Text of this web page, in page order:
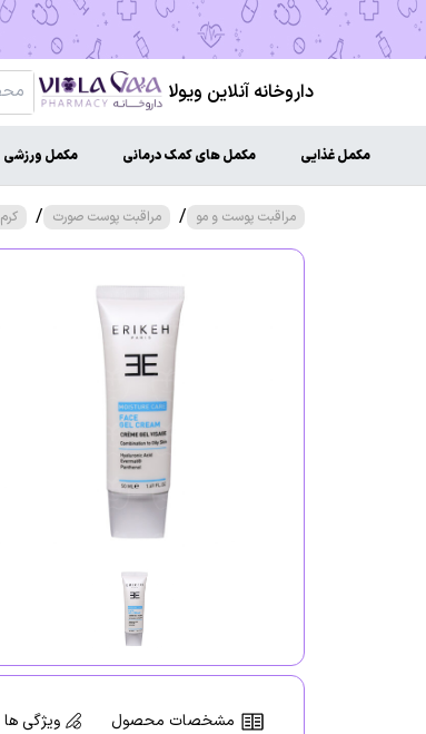
داروخانه آنلاین ویولا
مکمل غذایی مکمل های کمک درمانی مکمل ورزشی
مراقبت پوست و مو / مراقبت پوست صورت /
مشخصات محصول ویژگی ها